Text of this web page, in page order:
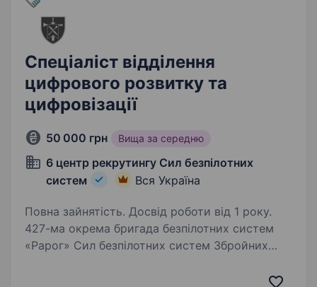
Спеціаліст відділення
цифрового розвитку та
цифровізації
50 000 грн Вища за середню
6 центр рекрутингу Сил безпілотних
систем
Вся Україна
Повна зайнятість. Досвід роботи від 1 року.
427-ма окрема бригада безпілотних систем
«Рарог» Сил безпілотних систем Збройних
«літаючих» підрозділів Сил оборони України за